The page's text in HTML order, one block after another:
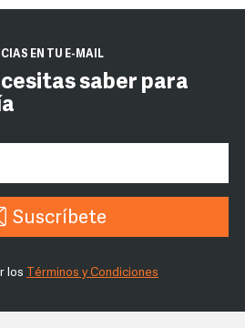
EN TU E-MAIL
saber para
Suscríbete
los Términos y Condiciones